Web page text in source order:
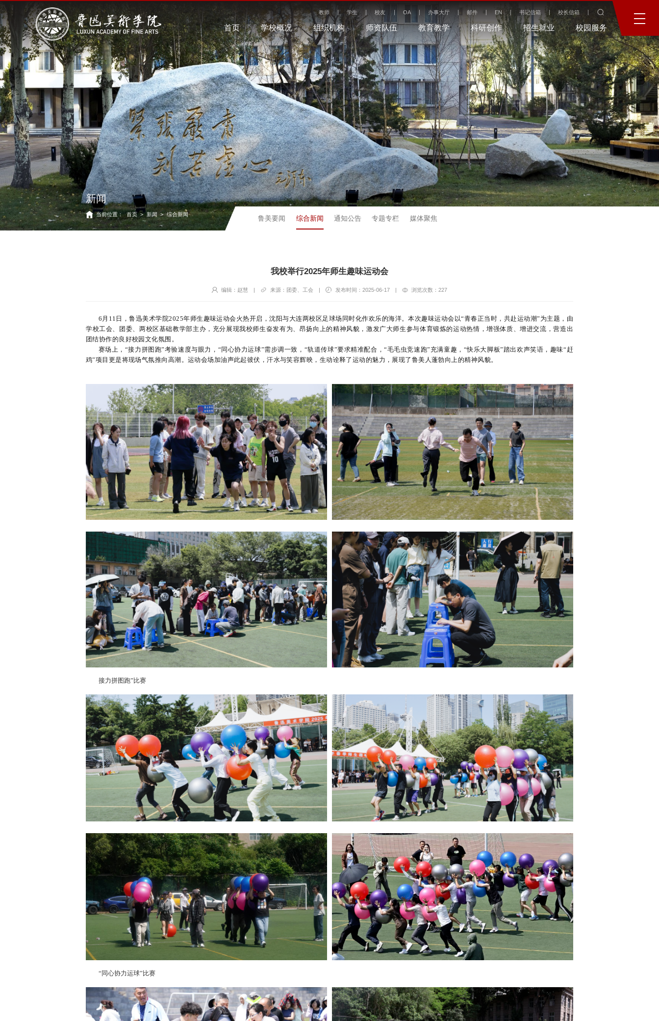
教师 学生 校友 OA 办事大厅 邮件 EN 书记信箱 校长信箱
首页 学校概况 组织机构 师资队伍 教育教学 科研创作 招生就业 校园服务
新闻
当前位置： 首页 > 新闻 > 综合新闻
鲁美要闻 综合新闻 通知公告 专题专栏 媒体聚焦
我校举行2025年师生趣味运动会
编辑：赵慧 | 来源：团委、工会 | 发布时间：2025-06-17 | 浏览次数：227
6月11日，鲁迅美术学院2025年师生趣味运动会火热开启，沈阳与大连两校区足球场同时化作欢乐的海洋。本次趣味运动会以“青春正当时，共赴运动潮”为主题，由
学校工会、团委、两校区基础教学部主办，充分展现我校师生奋发有为、昂扬向上的精神风貌，激发广大师生参与体育锻炼的运动热情，增强体质、增进交流，营造出
团结协作的良好校园文化氛围。
赛场上，“接力拼图跑”考验速度与眼力，“同心协力运球”需步调一致，“轨道传球”要求精准配合，“毛毛虫竞速跑”充满童趣，“快乐大脚板”踏出欢声笑语，趣味“赶
鸡”项目更是将现场气氛推向高潮。运动会场加油声此起彼伏，汗水与笑容辉映，生动诠释了运动的魅力，展现了鲁美人蓬勃向上的精神风貌。
接力拼图跑”比赛
“同心协力运球”比赛